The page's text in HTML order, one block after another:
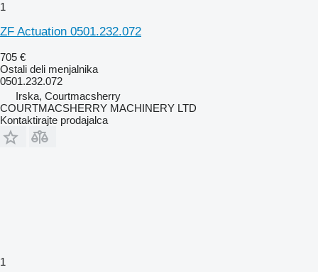
1
ZF Actuation 0501.232.072
705 €
Ostali deli menjalnika
0501.232.072
Irska, Courtmacsherry
COURTMACSHERRY MACHINERY LTD
Kontaktirajte prodajalca
1